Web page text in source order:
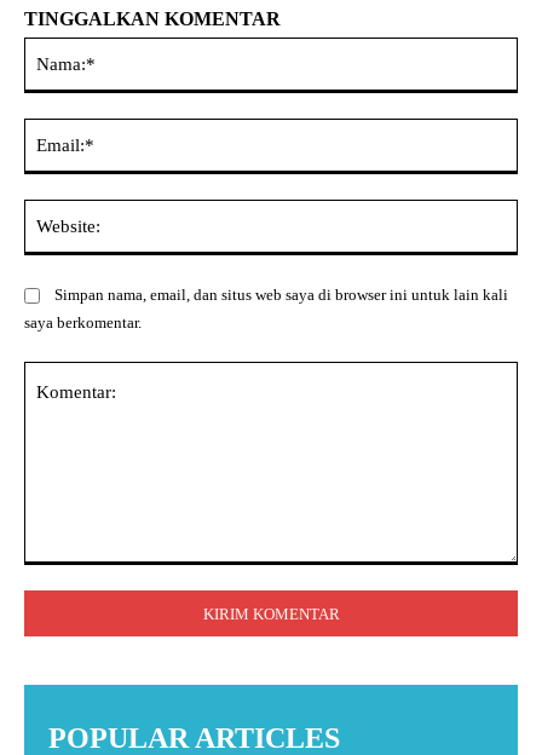
TINGGALKAN KOMENTAR
Simpan nama, email, dan situs web saya di browser ini untuk lain kali
saya berkomentar.
POPULAR ARTICLES